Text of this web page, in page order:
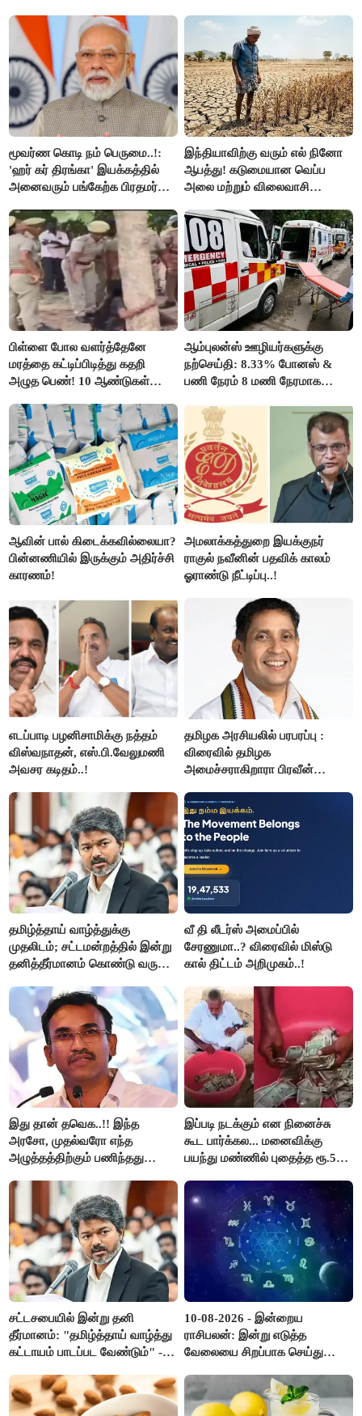
மூவர்ண கொடி நம் பெருமை..!:
'ஹர் கர் திரங்கா' இயக்கத்தில்
அனைவரும் பங்கேற்க பிரதமர்
இந்தியாவிற்கு வரும் எல் நினோ
ஆபத்து! கடுமையான வெப்ப
அலை மற்றும் விலைவாசி
பிள்ளை போல வளர்த்தேனே
மரத்தை கட்டிப்பிடித்து கதறி
அழுத பெண்! 10 ஆண்டுகள்
வெட்டி சாய்ப்பு..!
ஆம்புலன்ஸ் ஊழியர்களுக்கு
நற்செய்தி: 8.33% போனஸ் &
பணி நேரம் 8 மணி நேரமாக
ஆவின் பால் கிடைக்கவில்லையா?
பின்னணியில் இருக்கும் அதிர்ச்சி
காரணம்!
அமலாக்கத்துறை இயக்குநர்
ராகுல் நவீனின் பதவிக் காலம்
ஓராண்டு நீட்டிப்பு..!
எடப்பாடி பழனிசாமிக்கு நத்தம்
விஸ்வநாதன், எஸ்.பி.வேலுமணி
அவசர கடிதம்..!
தமிழக அரசியலில் பரபரப்பு :
விரைவில் தமிழக
அமைச்சராகிறாரா பிரவீன்
தமிழ்த்தாய் வாழ்த்துக்கு
முதலிடம்; சட்டமன்றத்தில் இன்று
தனித்தீர்மானம் கொண்டு வரும்
வீ தி லீடர்ஸ் அமைப்பில்
சேரணுமா..? விரைவில் மிஸ்டு
கால் திட்டம் அறிமுகம்..!
இது தான் தவெக..!! இந்த
அரசோ, முதல்வரோ எந்த
அழுத்தத்திற்கும் பணிந்தது
அருண்ராஜ்..!
இப்படி நடக்கும் என நினைச்சு
கூட பார்க்கல... மனைவிக்கு
பயந்து மண்ணில் புதைத்த ரூ.5
சட்டசபையில் இன்று தனி
தீர்மானம்: "தமிழ்த்தாய் வாழ்த்து
கட்டாயம் பாடப்பட வேண்டும்" -
10-08-2026 - இன்றைய
ராசிபலன்: இன்று எடுத்த
வேலையை சிறப்பாக செய்து
அதே நேரத்தில் கூடுதலாக
உழைக்க வேண்டி இருக்கும்..!